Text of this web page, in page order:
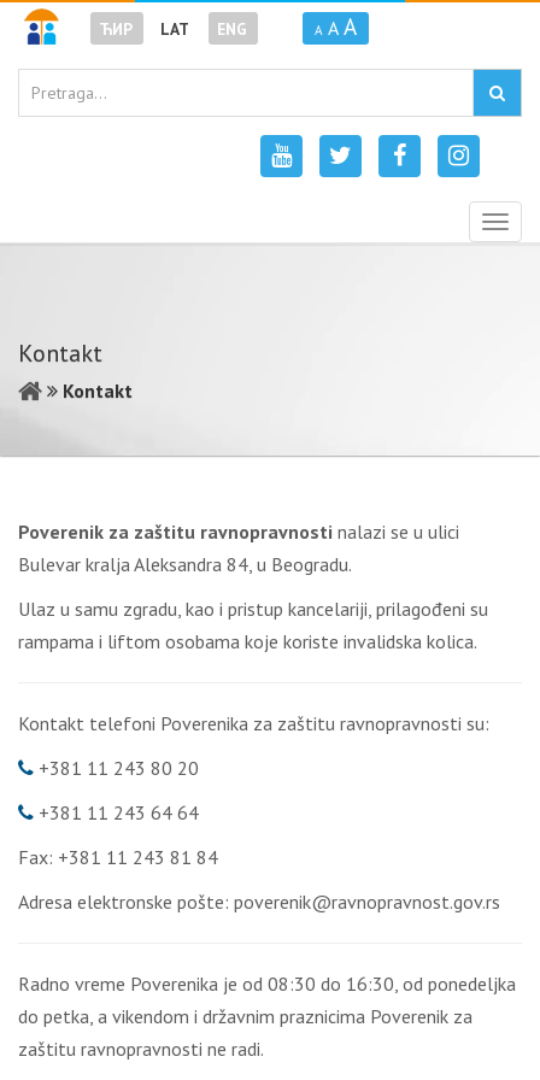
ЋИР LAT ENG A A A
Kontakt
Kontakt
Poverenik za zaštitu ravnopravnosti nalazi se u ulici
Bulevar kralja Aleksandra 84, u Beogradu.
Ulaz u samu zgradu, kao i pristup kancelariji, prilagođeni su
rampama i liftom osobama koje koriste invalidska kolica.
Kontakt telefoni Poverenika za zaštitu ravnopravnosti su:
+381 11 243 80 20
+381 11 243 64 64
Fax: +381 11 243 81 84
Adresa elektronske pošte: poverenik@ravnopravnost.gov.rs
Radno vreme Poverenika je od 08:30 do 16:30, od ponedeljka
do petka, a vikendom i državnim praznicima Poverenik za
zaštitu ravnopravnosti ne radi.